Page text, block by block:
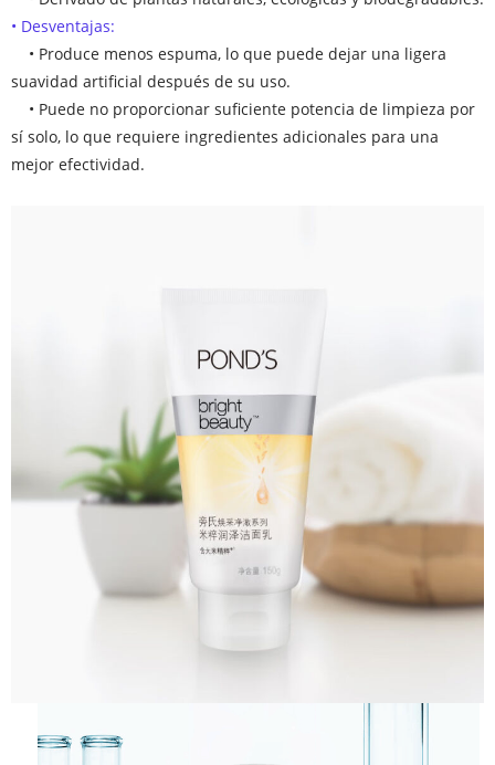
• Desventajas:
• Produce menos espuma, lo que puede dejar una ligera
suavidad artificial después de su uso.
• Puede no proporcionar suficiente potencia de limpieza por
sí solo, lo que requiere ingredientes adicionales para una
mejor efectividad.